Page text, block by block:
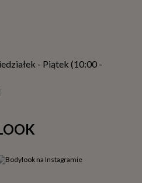
- Piątek (10:00 -